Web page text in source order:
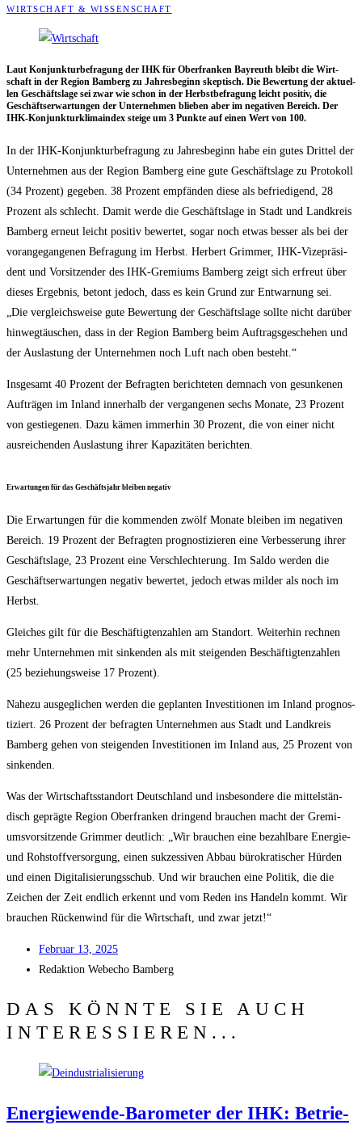
WIRTSCHAFT & WISSENSCHAFT
Laut Kon­junk­tur­be­fra­gung der IHK für Ober­fran­ken Bay­reuth bleibt die Wirt­
schaft in der Regi­on Bam­berg zu Jah­res­be­ginn skep­tisch. Die Bewer­tung der aktu­el­
len Geschäfts­la­ge sei zwar wie schon in der Herbst­be­fra­gung leicht posi­tiv, die
Geschäfts­er­war­tun­gen der Unter­neh­men blie­ben aber im nega­ti­ven Bereich. Der
IHK-Kon­junk­tur­kli­ma­in­dex stei­ge um 3 Punk­te auf einen Wert von 100.
In der IHK-Kon­junk­tur­be­fra­gung zu Jah­res­be­ginn habe ein gutes Drit­tel der
Unter­neh­men aus der Regi­on Bam­berg eine gute Geschäfts­la­ge zu Pro­to­koll
(34 Pro­zent) gege­ben. 38 Pro­zent emp­fän­den die­se als befrie­di­gend, 28
Pro­zent als schlecht. Damit wer­de die Geschäfts­la­ge in Stadt und Land­kreis
Bam­berg erneut leicht posi­tiv bewer­tet, sogar noch etwas bes­ser als bei der
vor­an­ge­gan­ge­nen Befra­gung im Herbst. Her­bert Grim­mer, IHK-Vize­prä­si­
dent und Vor­sit­zen­der des IHK-Gre­mi­ums Bam­berg zeigt sich erfreut über
die­ses Ergeb­nis, betont jedoch, dass es kein Grund zur Ent­war­nung sei.
„Die ver­gleichs­wei­se gute Bewer­tung der Geschäfts­la­ge soll­te nicht dar­über
hin­weg­täu­schen, dass in der Regi­on Bam­berg beim Auf­trags­ge­sche­hen und
der Aus­las­tung der Unter­neh­men noch Luft nach oben besteht.“
Ins­ge­samt 40 Pro­zent der Befrag­ten berich­te­ten dem­nach von gesun­ke­nen
Auf­trä­gen im Inland inner­halb der ver­gan­ge­nen sechs Mona­te, 23 Pro­zent
von gestie­ge­nen. Dazu kämen immer­hin 30 Pro­zent, die von einer nicht
aus­rei­chen­den Aus­las­tung ihrer Kapa­zi­tä­ten berichten.
Erwar­tun­gen für das Geschäfts­jahr blei­ben negativ
Die Erwar­tun­gen für die kom­men­den zwölf Mona­te blei­ben im nega­ti­ven
Bereich. 19 Pro­zent der Befrag­ten pro­gnos­ti­zie­ren eine Ver­bes­se­rung ihrer
Geschäfts­la­ge, 23 Pro­zent eine Ver­schlech­te­rung. Im Sal­do wer­den die
Geschäfts­er­war­tun­gen nega­tiv bewer­tet, jedoch etwas mil­der als noch im
Herbst.
Glei­ches gilt für die Beschäf­tig­ten­zah­len am Stand­ort. Wei­ter­hin rech­nen
mehr Unter­neh­men mit sin­ken­den als mit stei­gen­den Beschäf­tig­ten­zah­len
(25 bezie­hungs­wei­se 17 Prozent).
Nahe­zu aus­ge­gli­chen wer­den die geplan­ten Inves­ti­tio­nen im Inland pro­gnos­
ti­ziert. 26 Pro­zent der befrag­ten Unter­neh­men aus Stadt und Land­kreis
Bam­berg gehen von stei­gen­den Inves­ti­tio­nen im Inland aus, 25 Pro­zent von
sinkenden.
Was der Wirt­schafts­stand­ort Deutsch­land und ins­be­son­de­re die mit­tel­stän­
disch gepräg­te Regi­on Ober­fran­ken drin­gend brau­chen macht der Gre­mi­
ums­vor­sit­zen­de Grim­mer deut­lich: „Wir brau­chen eine bezahl­ba­re Ener­gie-
und Roh­stoff­ver­sor­gung, einen suk­zes­si­ven Abbau büro­kra­ti­scher Hür­den
und einen Digi­ta­li­sie­rungs­schub. Und wir brau­chen eine Poli­tik, die die
Zei­chen der Zeit end­lich erkennt und vom Reden ins Han­deln kommt. Wir
brau­chen Rücken­wind für die Wirt­schaft, und zwar jetzt!“
Febru­ar 13, 2025
Redak­ti­on Web­echo Bamberg
DAS KÖNNTE SIE AUCH
INTERESSIEREN...
Ener­gie­wen­de-Baro­me­ter der IHK: Betrie­